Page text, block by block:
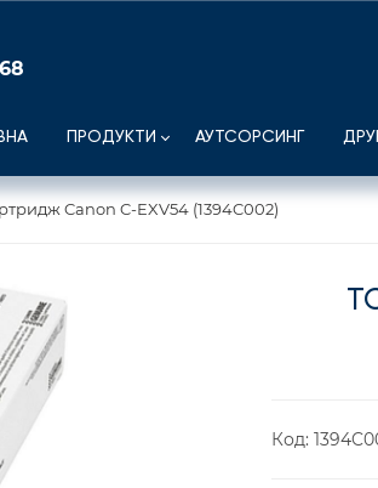
ПРОДУКТИ АУТСОРСИНГ
Canon C-EXV54 (1394C002)
Код: